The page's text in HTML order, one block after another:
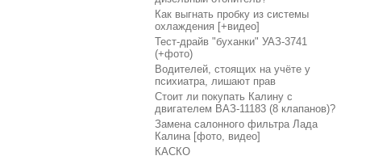
Как выгнать пробку из системы
охлаждения [+видео]
Тест-драйв "буханки" УАЗ-3741
(+фото)
Водителей, стоящих на учёте у
психиатра, лишают прав
Стоит ли покупать Калину с
двигателем ВАЗ-11183 (8 клапанов)?
Замена салонного фильтра Лада
Калина [фото, видео]
КАСКО